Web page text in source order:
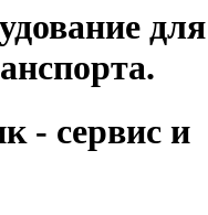
для
- сервис и